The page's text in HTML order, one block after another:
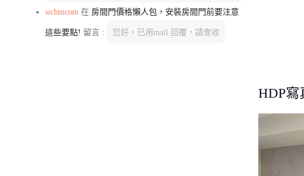
sicbmcom 在 房間門價格懶人包，安裝房間門前要注意
這些要點! 留言 : 您好，已用mail 回覆，請查收
HDP寫